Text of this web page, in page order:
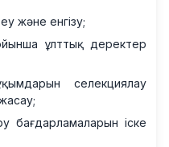
және енгізу;
ұлттық деректер
селекциялау
бағдарламаларын іске